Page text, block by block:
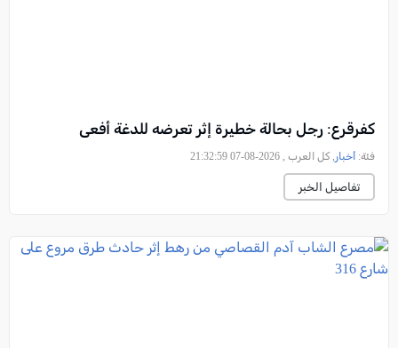
كفرقرع: رجل بحالة خطيرة إثر تعرضه للدغة أفعى
فئة: أخبار , كل العرب , 2026-08-07 21:32:59
تفاصيل الخبر